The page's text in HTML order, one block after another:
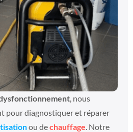
, nous
pour diagnostiquer et réparer
ou dechauffage . Notre